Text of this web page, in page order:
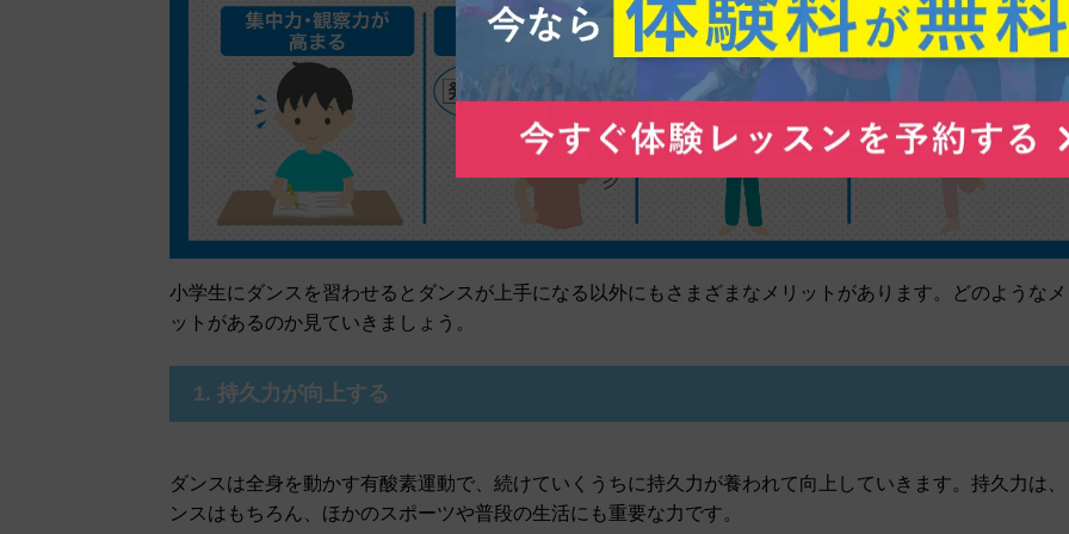
小学生にダンスを習わせるとダンスが上手になる以外にもさまざまなメリットがあります。どのような
ットがあるのか見ていきましょう。
1. 持久力が向上する
ダンスは全身を動かす有酸素運動で、続けていくうちに持久力が養われて向上していきます。持久力は
ンスはもちろん、ほかのスポーツや普段の生活にも重要な力です。